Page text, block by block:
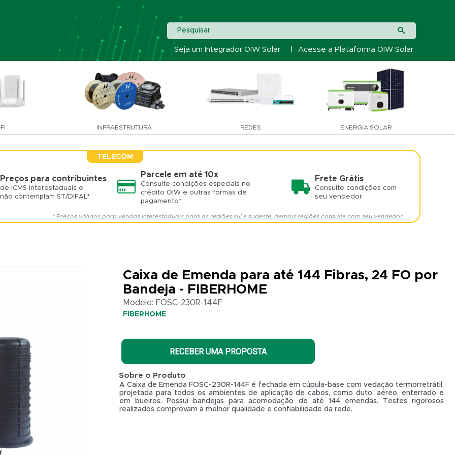
Seja um Integrador OIW Solar Acesse a Plataforma OIW Solar
Pesquisar
INFRAESTRUTURA REDES ENERGIA SOLAR
TELECOM
Preços para contribuintes
de ICMS Interestaduais e
não contemplam ST/DIFAL*
Parcele em até 10x
Consulte condições especiais no
crédito OIW e outras formas de
pagamento*
Frete Grátis
Consulte condições com
seu vendedor
* Preços válidos para vendas interestaduais para as regiões sul e sudeste, demais regiões consulte com seu vendedor.
Caixa de Emenda para até 144 Fibras, 24 FO por
Bandeja - FIBERHOME
Modelo: FOSC-230R-144F
FIBERHOME
RECEBER UMA PROPOSTA
Sobre o Produto
A Caixa de Emenda FOSC-230R-144F é fechada em cúpula-base com vedação termorretrátil,
projetada para todos os ambientes de aplicação de cabos, como duto, aéreo, enterrado e
em bueiros. Possui bandejas para acomodação de até 144 emendas. Testes rigorosos
realizados comprovam a melhor qualidade e confiabilidade da rede.